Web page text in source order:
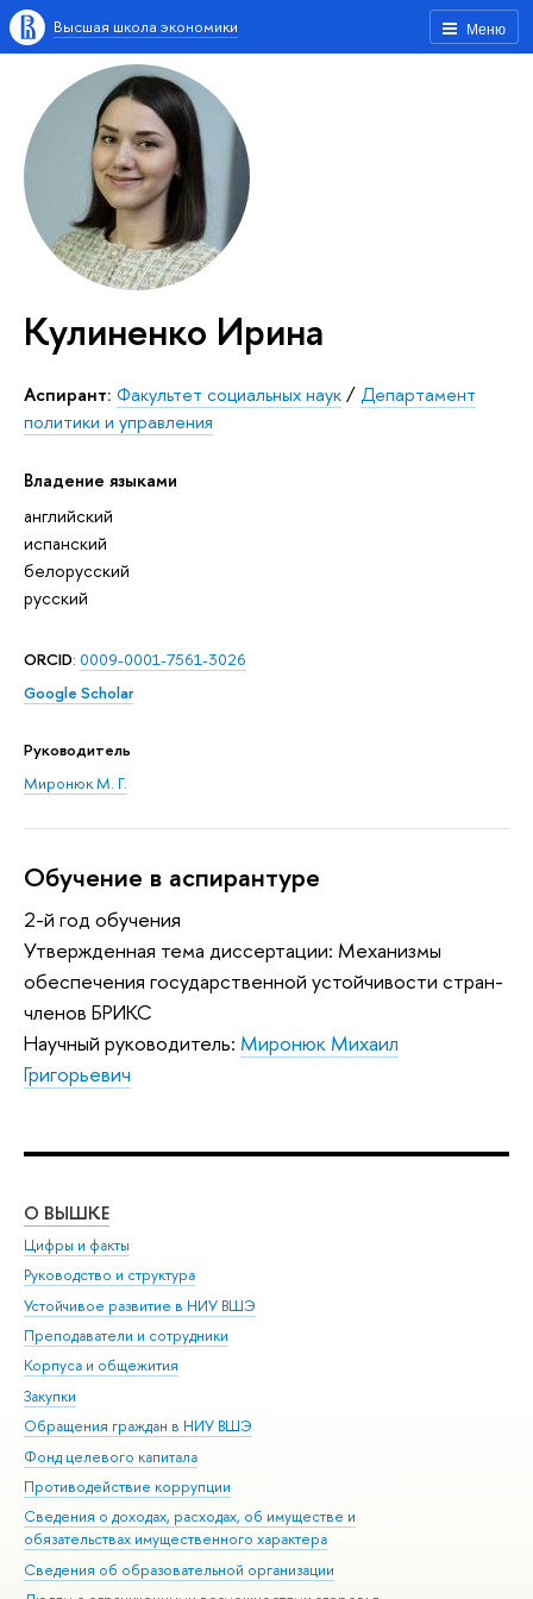
Меню
Высшая школа экономики
Кулиненко Ирина
Аспирант: Факультет социальных наук/Департамент
политики и управления
Владение языками
английский
испанский
белорусский
русский
ORCID: 0009-0001-7561-3026
Google Scholar
Руководитель
Миронюк М. Г.
Обучение в аспирантуре
2-й год обучения
Утвержденная тема диссертации: Механизмы
обеспечения государственной устойчивости стран-
членов БРИКС
Научный руководитель: Миронюк Михаил
Григорьевич
О ВЫШКЕ
Цифры и факты
Руководство и структура
Устойчивое развитие в НИУ ВШЭ
Преподаватели и сотрудники
Корпуса и общежития
Закупки
Обращения граждан в НИУ ВШЭ
Фонд целевого капитала
Противодействие коррупции
Сведения о доходах, расходах, об имуществе и
обязательствах имущественного характера
Сведения об образовательной организации